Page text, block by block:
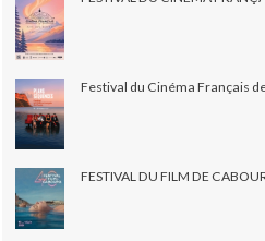
Festival du Cinéma Français
FESTIVAL DU FILM DE